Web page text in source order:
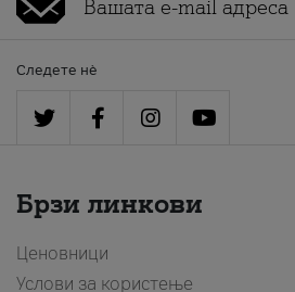
Следете нè
Брзи линкови
Ценовници
Услови за користење